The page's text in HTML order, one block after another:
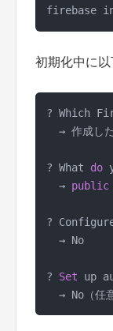
初期化中に以
? Which
→ 作成し
? What do
  →
public
?
  → No
? Set up